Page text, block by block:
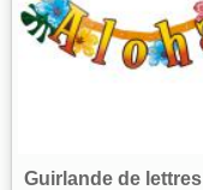
Guirlande de lettres